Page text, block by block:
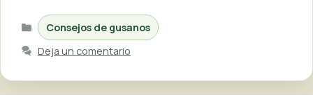
Categorías
Consejos de gusanos
Deja un comentario